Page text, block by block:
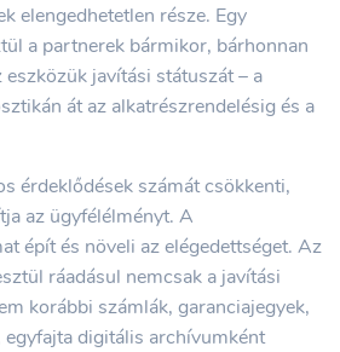
elengedhetetlen része. Egy
a partnerek bármikor, bárhonnan
javítási státuszát – a
át az alkatrészrendelésig és a
érdeklődések számát csökkenti,
az ügyfélélményt. A
épít és növeli az elégedettséget. Az
ráadásul nemcsak a javítási
korábbi számlák, garanciajegyek,
digitális archívumként